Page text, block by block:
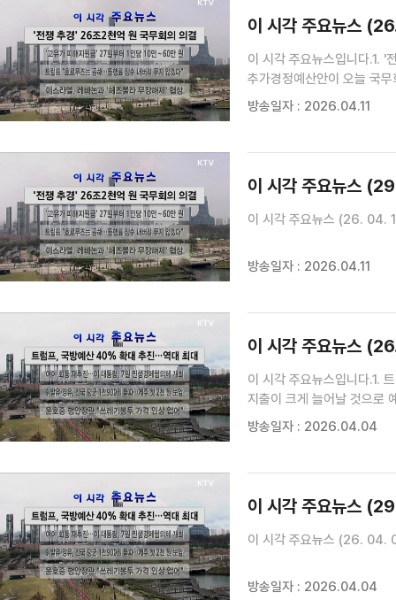
이 시각 주요뉴스
이 시각 주요뉴스입니다.1.
추가경정예산안이 오늘 국
정부서울청사에서 임시 국
방송일자 : 2026.04.11
이 시각 주요뉴스
이 시각 주요뉴스 (26. 04.
방송일자 : 2026.04.11
이 시각 주요뉴스
이 시각 주요뉴스입니다.1.
지출이 크게 늘어날 것으로
규모의 내년도 국방 예산안
방송일자 : 2026.04.04
이 시각 주요뉴스
이 시각 주요뉴스 (26. 04.
방송일자 : 2026.04.04